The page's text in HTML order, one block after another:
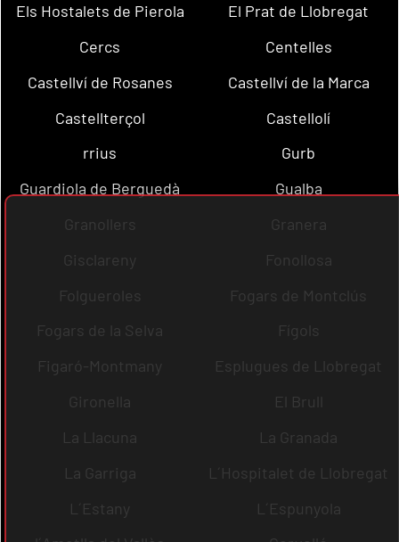
Els Hostalets de Pierola
El Prat de Llobregat
Cercs
Centelles
Castellví de Rosanes
Castellví de la Marca
Castellterçol
Castellolí
rrius
Gurb
Guardiola de Berguedà
Gualba
Granollers
Granera
Gisclareny
Fonollosa
Folgueroles
Fogars de Montclús
Fogars de la Selva
Fígols
Figaró-Montmany
Esplugues de Llobregat
Gironella
El Brull
La Llacuna
La Granada
La Garriga
L´Hospitalet de Llobregat
L´Estany
L´Espunyola